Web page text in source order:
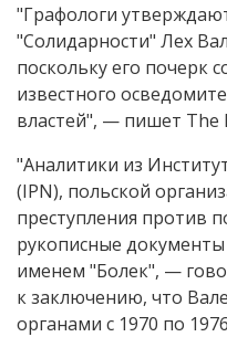
"Графологи
"Солидарности" Лех
поскольку его почерк
известного
властей", — пишет The
"Аналитики из
(IPN), польской
преступления против
рукописные
именем "Болек", —
к заключению, что
органами с 1970 по